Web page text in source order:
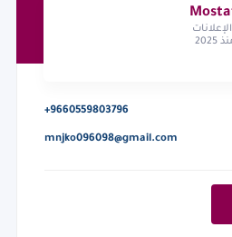
الإعلانات
+9660559803796
mnjko096098@gmail.com